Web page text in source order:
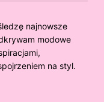
najnowsze
modowe
na styl.